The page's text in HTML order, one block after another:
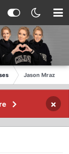
Jason Mraz
×